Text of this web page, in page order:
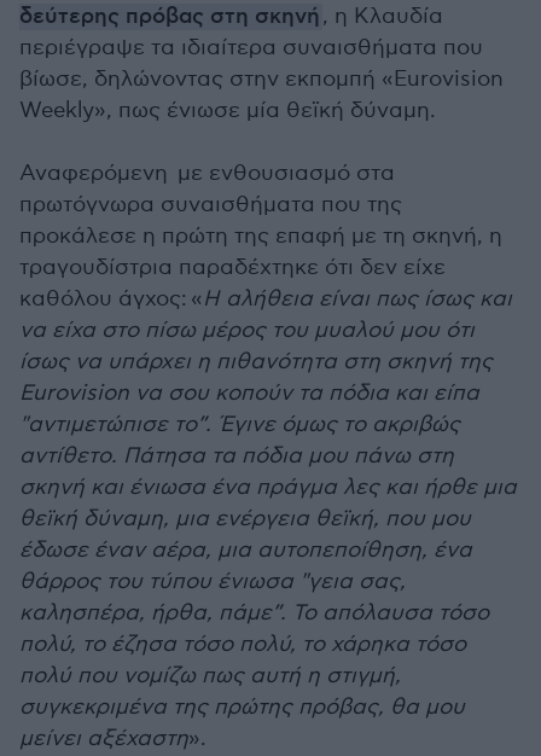
δεύτερης πρόβας στη σκηνή, η Κλαυδία
περιέγραψε τα ιδιαίτερα συναισθήματα που
βίωσε, δηλώνοντας στην εκπομπή « Eurovision
Weekly», πως ένιωσε μία θεϊκή δύναμη.
Αναφερόμενη με ενθουσιασμό στα
πρωτόγνωρα συναισθήματα που της
προκάλεσε η πρώτη της επαφή με τη σκηνή, η
τραγουδίστρια παραδέχτηκε ότι δεν είχε
καθόλου άγχος: «Η αλήθεια είναι πως ίσως και
να είχα στο πίσω μέρος του μυαλού μου ότι
ίσως να υπάρχει η πιθανότητα στη σκηνή της
Eurovision να σου κοπούν τα πόδια και είπα
"αντιμετώπισε το”. Έγινε όμως το ακριβώς
αντίθετο. Πάτησα τα πόδια μου πάνω στη
σκηνή και ένιωσα ένα πράγμα λες και ήρθε μια
θεϊκή δύναμη, μια ενέργεια θεϊκή, που μου
έδωσε έναν αέρα, μια αυτοπεποίθηση, ένα
θάρρος του τύπου ένιωσα "γεια σας,
καλησπέρα, ήρθα, πάμε”. Το απόλαυσα τόσο
πολύ, το έζησα τόσο πολύ, το χάρηκα τόσο
πολύ που νομίζω πως αυτή η στιγμή,
συγκεκριμένα της πρώτης πρόβας, θα μου
μείνει αξέχαστη».